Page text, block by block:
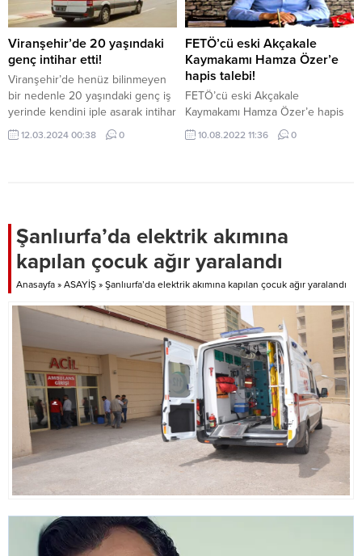
aranan M.K., “PKK/KCK/YPG/YDG-
H silahlı terör örgütüne üye
olmak” suçundan aranan V.H. ve
“FETÖ/PDY silahlı terör örgütüne
bilerek isteyerek yardım etmek”
suçundan aranan M.K....
ilçesini birbirine bağlayan
karayolu üzerindeki taş ocağı
mevkiinde biçerdöver ile Ford
marka kamyonetin çarpışması
sonucu meydana gelen trafik
kazasında 2 kişi yaralandı. Olay...
Viranşehir’de 20 yaşındaki
genç intihar etti!
Viranşehir’de henüz bilinmeyen
bir nedenle 20 yaşındaki genç iş
yerinde kendini iple asarak intihar
etti. Olay Şanlıurfa’nın Viranşehir
ilçesine bağlı Eşin Mahallesinde
yerine gelenler genci asılı halde
görünce hemen...
12.03.2024 00:38 0
FETÖ’cü eski Akçakale
Kaymakamı Hamza Özer’e
hapis talebi!
FETÖ’cü eski Akçakale
Kaymakamı Hamza Özer’e hapis
talebi!10.08.2022 11:36 0
Şanlıurfa’da elektrik akımına
kapılan çocuk ağır yaralandı
Anasayfa » ASAYİŞ » Şanlıurfa’da elektrik akımına kapılan çocuk ağır yaralandı